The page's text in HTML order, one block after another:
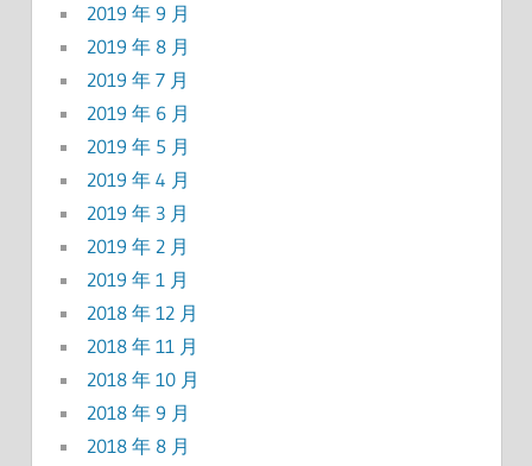
2019 年 9 月
2019 年 8 月
2019 年 7 月
2019 年 6 月
2019 年 5 月
2019 年 4 月
2019 年 3 月
2019 年 2 月
2019 年 1 月
2018 年 12 月
2018 年 11 月
2018 年 10 月
2018 年 9 月
2018 年 8 月